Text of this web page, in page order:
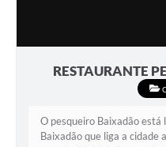
RESTAURANTE
O pesqueiro Baixadão está
Baixadão que liga a cidade